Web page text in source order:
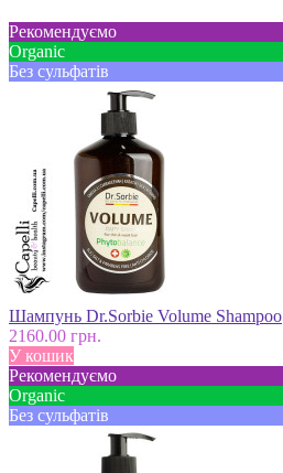
Рекомендуємо
Оrganic
Без сульфатів
Шампунь Dr.Sorbie Volume Shampoo
2160.00 грн.
У кошик
Рекомендуємо
Оrganic
Без сульфатів